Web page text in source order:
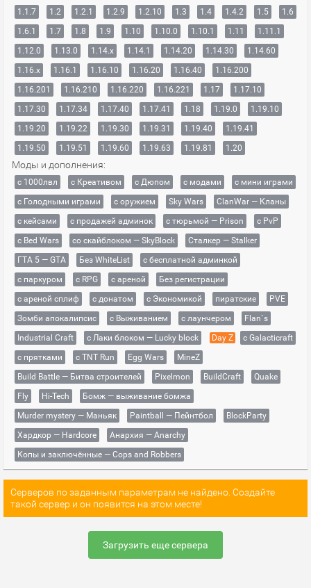
1.1.7
1.2 1.2.1 1.2.9 1.2.10 1.3 1.4 1.4.2 1.5
1.6
1.6.1
1.7 1.8 1.9 1.10 1.10.0 1.10.1 1.11
1.11.1
1.12.0
1.13.0 1.14.x 1.14.1 1.14.20 1.14.30
1.14.60
1.16.x
1.16.1 1.16.10 1.16.20 1.16.40
1.16.200
1.16.201
1.16.210 1.16.220 1.16.221 1.17
1.17.10
1.17.30
1.17.34 1.17.40 1.17.41 1.18 1.19.0
1.19.10
1.19.20
1.19.22 1.19.30 1.19.31 1.19.40
1.19.41
1.19.50
1.19.51 1.19.60 1.19.63 1.19.81 1.20
Моды и дополнения:
с 1000лвл c Креативом с Дюпом с модами
с мини играми
с Голодными играми
с оружием Sky Wars
ClanWar — Кланы
с кейсами
с продажей админок с тюрьмой — Prison
с PvP
с Bed Wars
со скайблоком — SkyBlock
Сталкер — Stalker
ГТА 5 — GTA
Без WhiteList
с бесплатной админкой
с паркуром
с RPG с ареной
Без регистрации
с ареной сплиф
с донатом с Экономикой пиратские
PVE
Зомби апокалипсис
с Выживанием с лаунчером
Flan`s
Industrial Craft
с Лаки блоком — Lucky block Day Z
с Galacticraft
с прятками
с TNT Run Egg Wars
MineZ
Build Battle — Битва строителей
Pixelmon BuildCraft
Quake
Fly
Hi-Tech
Бомж — выживание бомжа
Murder mystery — Маньяк
Paintball — Пейнтбол
BlockParty
Хардкор — Hardcore
Анархия — Anarchy
Копы и заключённые — Cops and Robbers
Серверов по заданным параметрам не найдено. Создайте
такой сервер и он появится на этом месте!
Загрузить еще сервера